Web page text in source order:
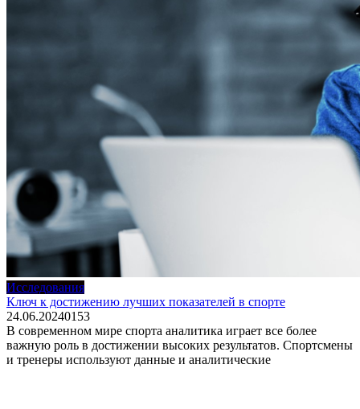
Исследования
Ключ к достижению лучших показателей в спорте
24.06.20240153
В современном мире спорта аналитика играет все более
важную роль в достижении высоких результатов. Спортсмены
и тренеры используют данные и аналитические